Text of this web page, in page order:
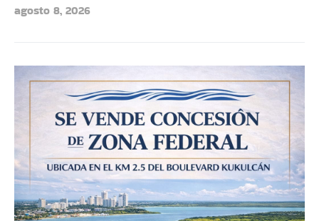
agosto 8, 2026